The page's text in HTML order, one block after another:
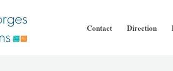
Contact Direction